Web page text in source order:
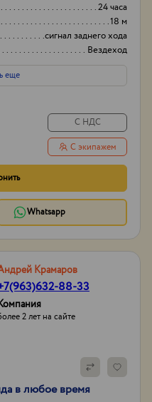
24 часа
18 м
сигнал заднего хода
Вездеход
еще
С НДС
С экипажем
Whatsapp
Крамаров
88-33
2 лет на сайте
в любое время